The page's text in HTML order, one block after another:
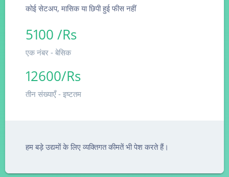
कोई सेटअप, मासिक या छिपी हुई फीस नहीं
5100 /Rs
एक नंबर - बेसिक
12600/Rs
तीन संख्याएँ - इष्टतम
हम बड़े उद्यमों के लिए व्यक्तिगत कीमतें भी पेश करते हैं।